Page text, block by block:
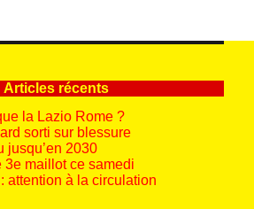
Articles récents
la Lazio Rome ?
sorti sur blessure
jusqu’en 2030
3e maillot ce samedi
attention à la circulation